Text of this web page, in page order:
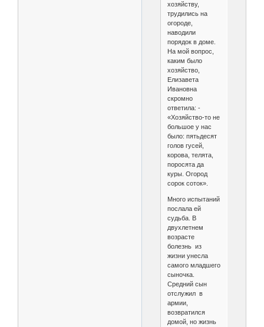
хозяйству,
трудились на
огороде,
наводили
порядок в доме.
На мой вопрос,
каким было
хозяйство,
Елизавета
Ивановна
скромно
ответила: -
«Хозяйство-то не
большое у нас
было: пятьдесят
голов гусей,
корова, телята,
поросята да
куры. Огород
сорок соток».
Много испытаний
послала ей
судьба. В
двухлетнем
возрасте
болезнь из
жизни унесла
самого младшего
сыночка.
Средний сын
отслужил в
армии,
возвратился
домой, но жизнь